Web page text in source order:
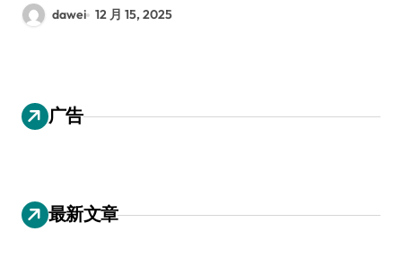
dawei 12 月 15, 2025
广告
最新文章